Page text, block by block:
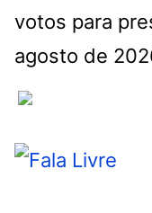
votos para
agosto de